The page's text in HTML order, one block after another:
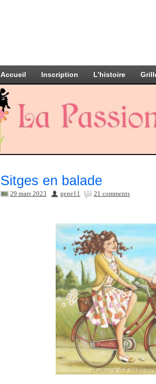
Accueil Inscription L’histoire
Sitges en balade
29 mars 2023 gene11 21 comments